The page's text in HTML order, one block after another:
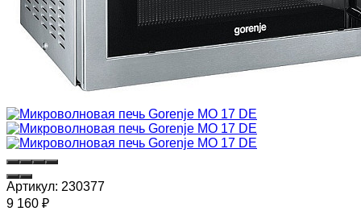
Артикул: 230377
9 160 ₽